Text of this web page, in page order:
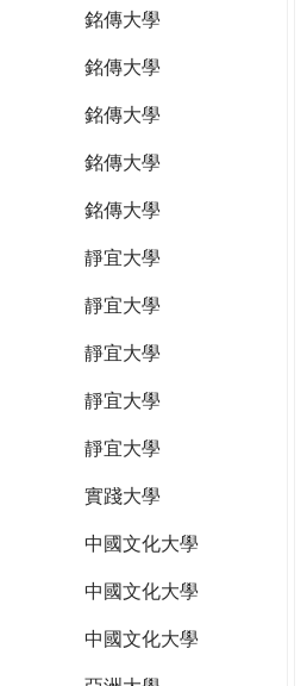
銘傳大學
銘傳大學
銘傳大學
銘傳大學
銘傳大學
靜宜大學
靜宜大學
靜宜大學
靜宜大學
靜宜大學
實踐大學
中國文化大學
中國文化大學
中國文化大學